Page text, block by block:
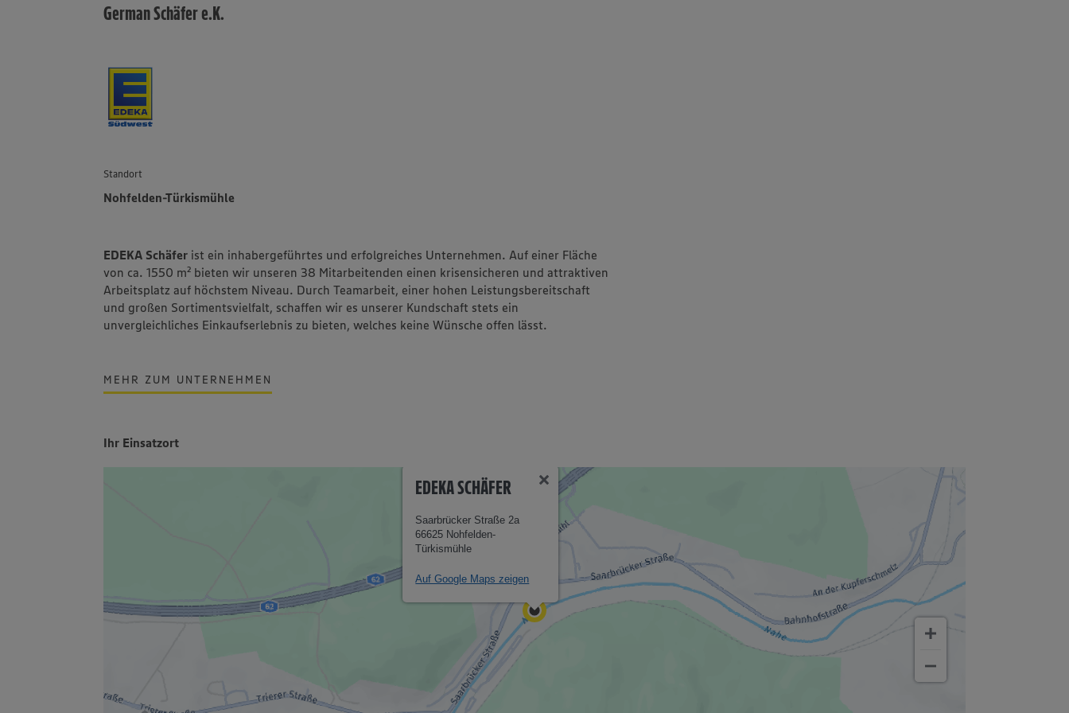
German Schäfer e.K.
Standort
Nohfelden-Türkismühle
EDEKA Schäfer ist ein inhabergeführtes und erfolgreiches Unternehmen. Auf einer Fläche
von ca. 1550 m² bieten wir unseren 38 Mitarbeitenden einen krisensicheren und attraktiven
Arbeitsplatz auf höchstem Niveau. Durch Teamarbeit, einer hohen Leistungsbereitschaft
und großen Sortimentsvielfalt, schaffen wir es unserer Kundschaft stets ein
unvergleichliches Einkaufserlebnis zu bieten, welches keine Wünsche offen lässt.
MEHR ZUM UNTERNEHMEN
Ihr Einsatzort
EDEKA SCHÄFER
Saarbrücker Straße 2a
66625 Nohfelden-
Türkismühle
Auf Google Maps zeigen